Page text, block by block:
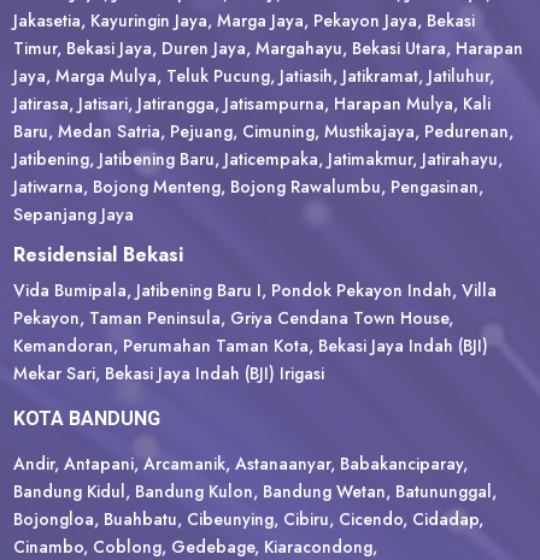
Jakasetia, Kayuringin Jaya, Marga Jaya, Pekayon Jaya, Bekasi
Timur, Bekasi Jaya, Duren Jaya, Margahayu, Bekasi Utara, Harapan
Jaya, Marga Mulya, Teluk Pucung, Jatiasih, Jatikramat, Jatiluhur,
Jatirasa, Jatisari, Jatirangga, Jatisampurna, Harapan Mulya, Kali
Baru, Medan Satria, Pejuang, Cimuning, Mustikajaya, Pedurenan,
Jatibening, Jatibening Baru, Jaticempaka, Jatimakmur, Jatirahayu,
Jatiwarna, Bojong Menteng, Bojong Rawalumbu, Pengasinan,
Sepanjang Jaya
Residensial Bekasi
Vida Bumipala, Jatibening Baru I, Pondok Pekayon Indah, Villa
Pekayon, Taman Peninsula, Griya Cendana Town House,
Kemandoran, Perumahan Taman Kota, Bekasi Jaya Indah (BJI)
Mekar Sari, Bekasi Jaya Indah (BJI) Irigasi
KOTA BANDUNG
Andir, Antapani, Arcamanik, Astanaanyar, Babakanciparay,
Bandung Kidul, Bandung Kulon, Bandung Wetan, Batununggal,
Bojongloa, Buahbatu, Cibeunying, Cibiru, Cicendo, Cidadap,
Cinambo, Coblong, Gedebage, Kiaracondong,